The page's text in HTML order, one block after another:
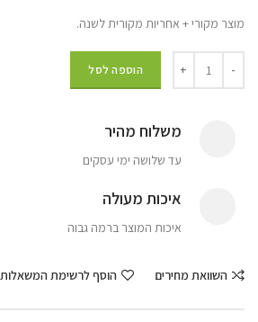
מוצר מקורי + אחריות מקורית לשנה.
הוספה לסל
משלוח מהיר
עד שלושה ימי עסקים
איכות מעולה
איכות המוצר ברמה גבוה
השוואת מחירים הוסף לרשימת המשאלות